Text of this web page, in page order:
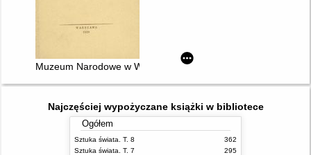
Muzeum Narodowe w Warszawie : Malarstwo obce. Wybór 48
Najczęściej wypożyczane książki w bibliotece
Ogółem
Sztuka świata. T. 8
362
Sztuka świata. T. 7
295